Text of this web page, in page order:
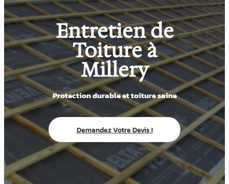
Entretien de
Toiture à
Millery
Protection durable et toiture saine
Demandez Votre Devis !